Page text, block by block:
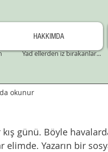
HAKKIMDA
Yad ellerden iz bırakanlar...
okunur
elimde. Yazarın bir